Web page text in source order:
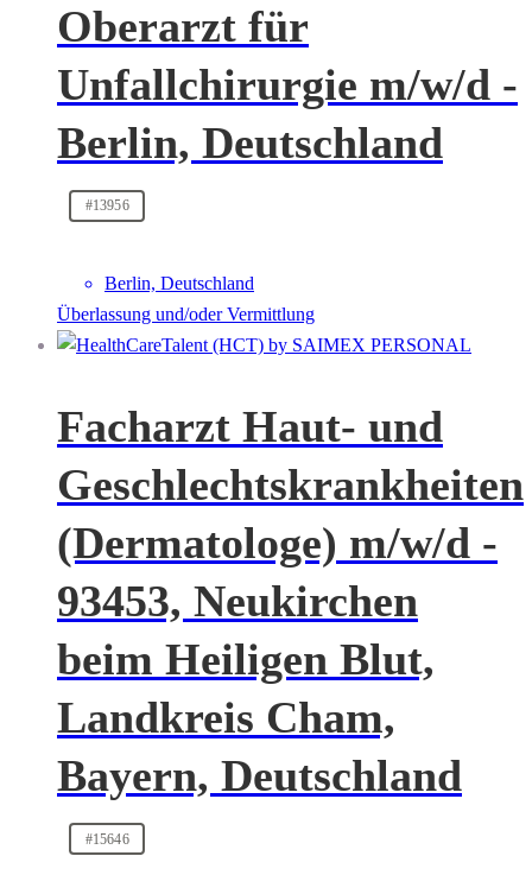
Oberarzt für
Unfallchirurgie m/w/d -
Berlin, Deutschland
#13956
Berlin, Deutschland
Überlassung und/oder Vermittlung
Facharzt Haut- und
Geschlechtskrankheiten
(Dermatologe) m/w/d -
93453, Neukirchen
beim Heiligen Blut,
Landkreis Cham,
Bayern, Deutschland
#15646